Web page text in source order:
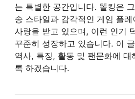
는 특별한 공간입니다. 똘킹은
송 스타일과 감각적인 게임 플
사랑을 받고 있으며, 이런 인기
꾸준히 성장하고 있습니다. 이
역사, 특징, 활동 및 팬문화에 대
록 하겠습니다.